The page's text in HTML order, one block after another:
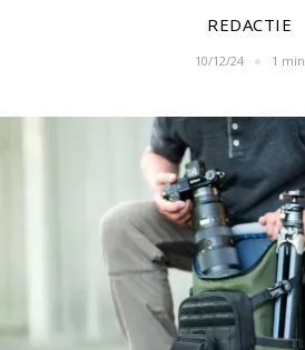
REDACTIE
10/12/24 1 min